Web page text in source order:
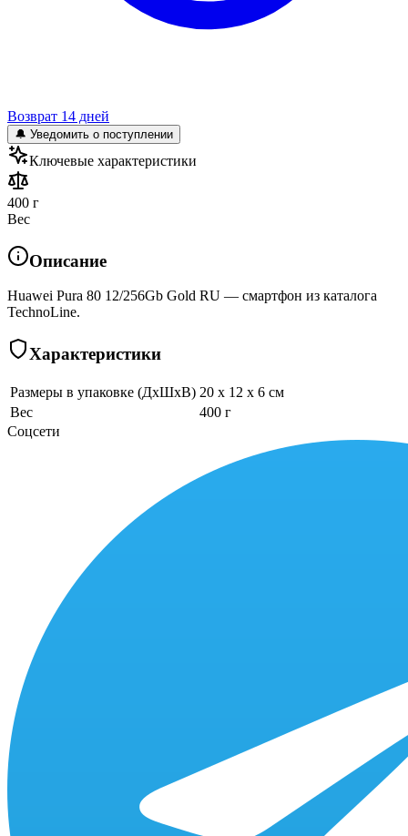
Возврат 14 дней
🔔 Уведомить о поступлении
Ключевые характеристики
400 г
Вес
Описание
Huawei Pura 80 12/256Gb Gold RU — смартфон из каталога
TechnoLine.
Характеристики
Размеры в упаковке (ДхШхВ) 20 x 12 x 6 см
Вес
400 г
Соцсети